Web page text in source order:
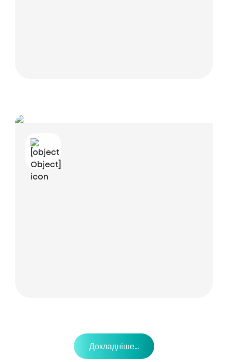
Докладніше...